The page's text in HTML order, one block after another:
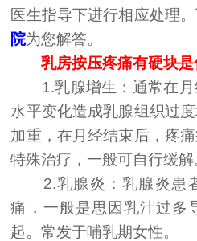
医生指导下进行相应处理
院为您解答。
乳房按压疼痛有硬块是
1.乳腺增生：通常在月
水平变化造成乳腺组织过
加重，在月经结束后，疼
特殊治疗，一般可自行缓解
2.乳腺炎：乳腺炎患
痛，一般是思因乳汁过多
起。常发于哺乳期女性。